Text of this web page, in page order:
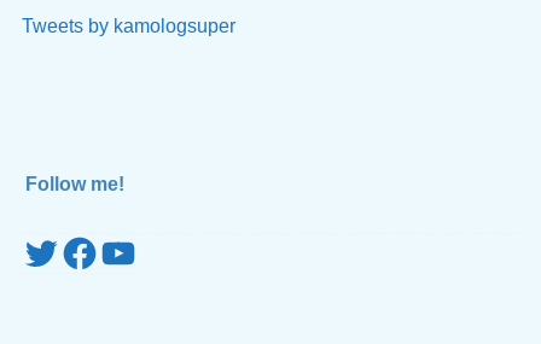
Tweets by kamologsuper
Follow me!
TwitterFacebook
YouTube